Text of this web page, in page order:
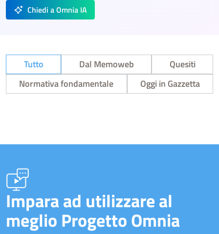
Chiedi a Omnia IA
Tutto Dal Memoweb
Quesiti
Normativa fondamentale
Oggi in Gazzetta
Impara ad utilizzare al
meglio Progetto Omnia